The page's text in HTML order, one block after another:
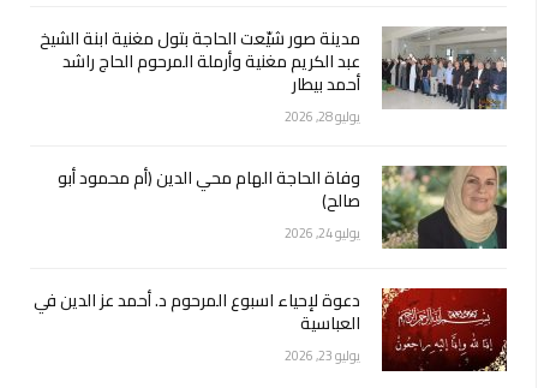
مدينة صور شيّعت الحاجة بتول مغنية ابنة الشيخ
عبد الكريم مغنية وأرملة المرحوم الحاج راشد
أحمد بيطار
يوليو 28, 2026
وفاة الحاجة الهام محي الدين (أم محمود أبو
صالح)
يوليو 24, 2026
دعوة لإحياء اسبوع المرحوم د. أحمد عز الدين في
العباسية
يوليو 23, 2026